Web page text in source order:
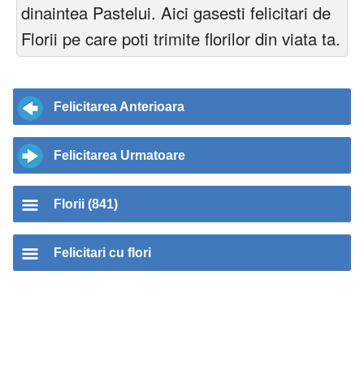
dinaintea Pastelui. Aici gasesti felicitari de
Florii pe care poti trimite florilor din viata ta.
Felicitarea Anterioara
Felicitarea Urmatoare
Florii (841)
Felicitari cu flori